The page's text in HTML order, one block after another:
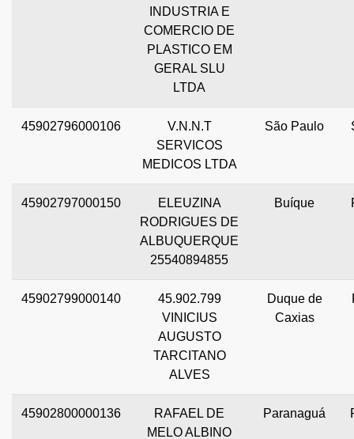
INDUSTRIA E
COMERCIO DE
PLASTICO EM
GERAL SLU
LTDA
45902796000106
V.N.N.T
SERVICOS
MEDICOS LTDA
São Paulo
45902797000150
ELEUZINA
RODRIGUES DE
ALBUQUERQUE
25540894855
Buíque
45902799000140
45.902.799
VINICIUS
AUGUSTO
TARCITANO
ALVES
Duque de
Caxias
45902800000136
RAFAEL DE
MELO ALBINO
Paranaguá